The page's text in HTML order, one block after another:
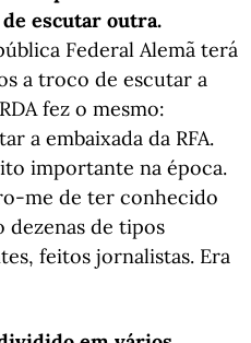
escutar outra.
Federal Alemã terá
a troco de escutar a
fez o mesmo:
a embaixada da RFA.
importante na época.
me de ter conhecido
dezenas de tipos
feitos jornalistas. Era